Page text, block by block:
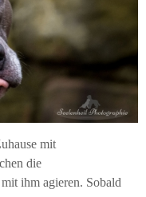
mit
die
ihm agieren. Sobald